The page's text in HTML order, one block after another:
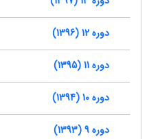
دوره 12 (1396)
دوره 11 (1395)
دوره 10 (1394)
دوره 9 (1393)